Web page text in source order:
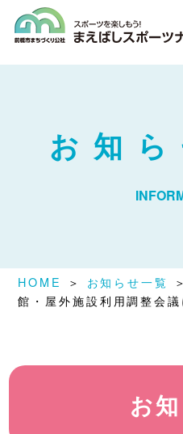
お知
HOME ＞ お知らせ一覧
館・屋外施設利用調整会
お